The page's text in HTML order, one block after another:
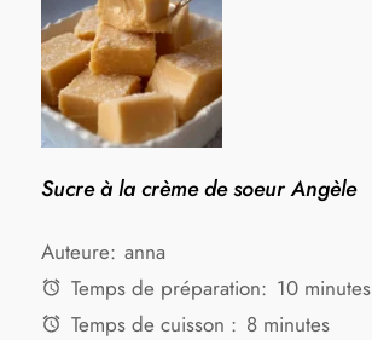
Sucre à la crème de soeur Angèle
Auteure: anna
Temps de préparation: 10 minutes
Temps de cuisson : 8 minutes